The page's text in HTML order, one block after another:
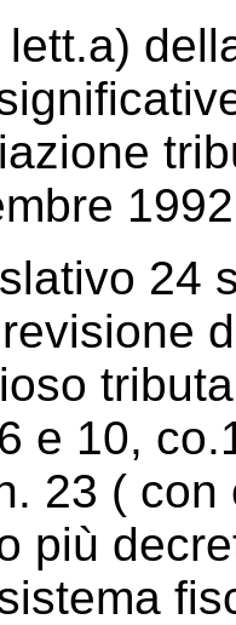
lett.a)
24
e 10,
23 (
più